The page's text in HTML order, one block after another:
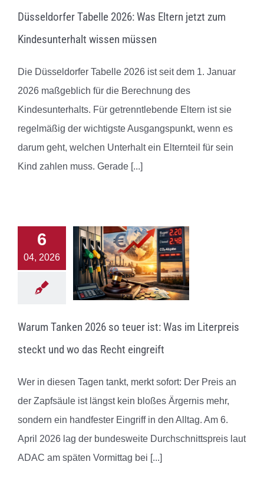
Düsseldorfer Tabelle 2026: Was Eltern jetzt zum
Kindesunterhalt wissen müssen
Die Düsseldorfer Tabelle 2026 ist seit dem 1. Januar
2026 maßgeblich für die Berechnung des
Kindesunterhalts. Für getrenntlebende Eltern ist sie
regelmäßig der wichtigste Ausgangspunkt, wenn es
darum geht, welchen Unterhalt ein Elternteil für sein
Kind zahlen muss. Gerade [...]
6
04, 2026
Warum Tanken 2026 so teuer ist: Was im Literpreis
steckt und wo das Recht eingreift
Wer in diesen Tagen tankt, merkt sofort: Der Preis an
der Zapfsäule ist längst kein bloßes Ärgernis mehr,
sondern ein handfester Eingriff in den Alltag. Am 6.
April 2026 lag der bundesweite Durchschnittspreis laut
ADAC am späten Vormittag bei [...]